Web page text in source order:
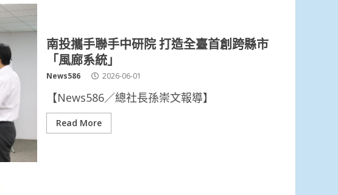
南投攜手聯手中研院 打造全臺首創跨縣市
「風廊系統」
News586 2026-06-01
【News586／總社長孫崇文報導】
Read More